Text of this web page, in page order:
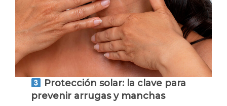
Protección solar: la clave para
prevenir arrugas y manchas